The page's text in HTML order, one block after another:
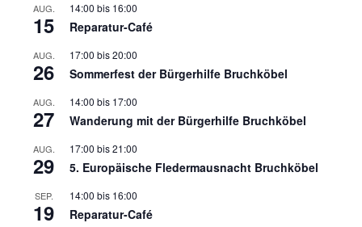
AUG.
15
14:00 bis 16:00
Reparatur-Café
AUG.
26
17:00 bis20:00
Sommerfest der Bürgerhilfe Bruchköbel
AUG.
27
14:00 bis 17:00
Wanderung mit der Bürgerhilfe Bruchköbel
AUG.
29
17:00 bis21:00
5. Europäische Fledermausnacht Bruchköbel
SEP.
19
14:00 bis 16:00
Reparatur-Café